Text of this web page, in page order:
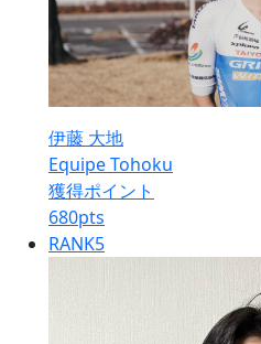
伊藤 大地
Equipe Tohoku
獲得ポイント
680pts
RANK5